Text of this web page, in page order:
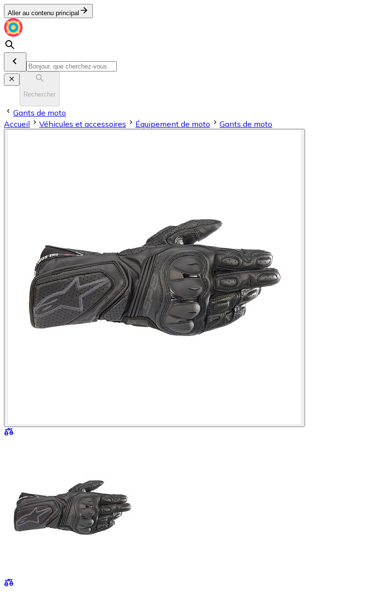
Aller au contenu principal
Rechercher
Gants de moto
Accueil
Véhicules et accessoires Équipement de moto Gants de moto